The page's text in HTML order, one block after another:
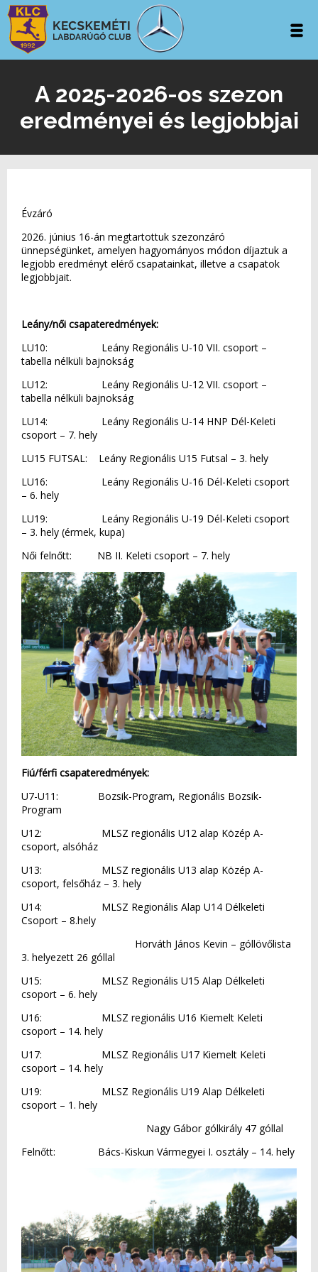
A 2025-2026-os szezon
eredményei és legjobbjai
Évzáró
2026. június 16-án megtartottuk szezonzáró
ünnepségünket, amelyen hagyományos módon díjaztuk a
legjobb eredményt elérő csapatainkat, illetve a csapatok
legjobbjait.
Leány/női csapateredmények:
LU10: Leány Regionális U-10 VII. csoport –
tabella nélküli bajnokság
LU12: Leány Regionális U-12 VII. csoport –
tabella nélküli bajnokság
LU14: Leány Regionális U-14 HNP Dél-Keleti
csoport – 7. hely
LU15 FUTSAL: Leány Regionális U15 Futsal – 3. hely
LU16: Leány Regionális U-16 Dél-Keleti csoport
– 6. hely
LU19: Leány Regionális U-19 Dél-Keleti csoport
– 3. hely (érmek, kupa)
Női felnőtt: NB II. Keleti csoport – 7. hely
Fiú/férfi csapateredmények:
U7-U11: Bozsik-Program, Regionális Bozsik-
Program
U12: MLSZ regionális U12 alap Közép A-
csoport, alsóház
U13: MLSZ regionális U13 alap Közép A-
csoport, felsőház – 3. hely
U14: MLSZ Regionális Alap U14 Délkeleti
Csoport – 8.hely
Horváth János Kevin – góllövőlista
3. helyezett 26 góllal
U15: MLSZ Regionális U15 Alap Délkeleti
csoport – 6. hely
U16: MLSZ regionális U16 Kiemelt Keleti
csoport – 14. hely
U17: MLSZ Regionális U17 Kiemelt Keleti
csoport – 14. hely
U19: MLSZ Regionális U19 Alap Délkeleti
csoport – 1. hely
Nagy Gábor gólkirály 47 góllal
Felnőtt: Bács-Kiskun Vármegyei I. osztály – 14. hely